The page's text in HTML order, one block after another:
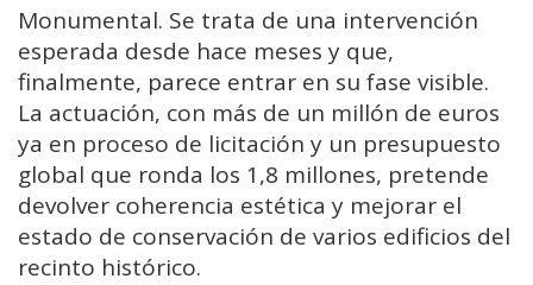
Monumental. Se trata de una intervención
esperada desde hace meses y que,
finalmente, parece entrar en su fase visible.
La actuación, con más de un millón de euros
ya en proceso de licitación y un presupuesto
global que ronda los 1,8 millones, pretende
devolver coherencia estética y mejorar el
estado de conservación de varios edificios del
recinto histórico.